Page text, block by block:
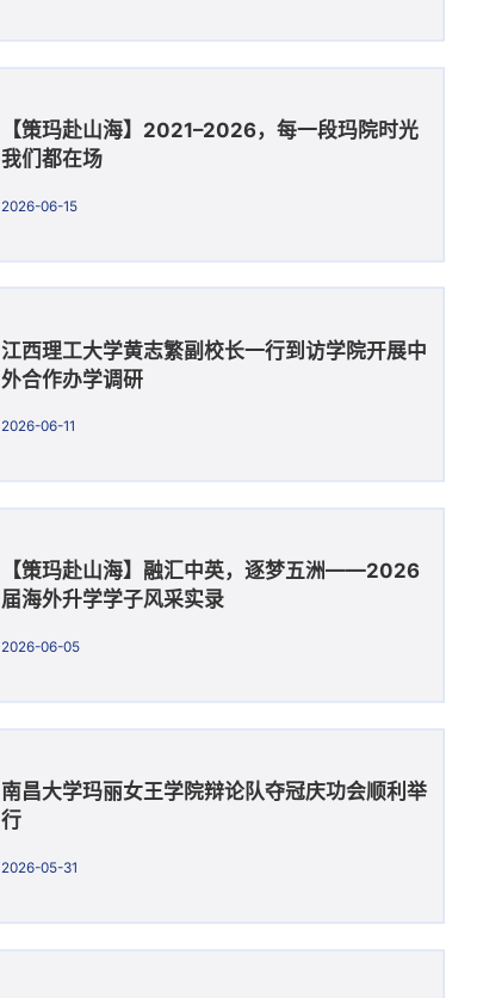
【策玛赴山海】2021–2026，每一段玛院时光
我们都在场
2026-06-15
江西理工大学黄志繁副校长一行到访学院开展中
外合作办学调研
2026-06-11
【策玛赴山海】融汇中英，逐梦五洲——2026
届海外升学学子风采实录
2026-06-05
南昌大学玛丽女王学院辩论队夺冠庆功会顺利举
行
2026-05-31